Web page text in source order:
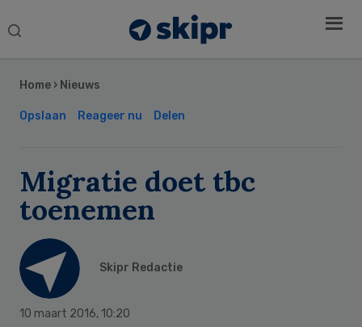
Search
Home › Nieuws
Opslaan Reageer nu Delen
Migratie doet tbc
toenemen
Skipr Redactie
10 maart 2016, 10:20
Sidebar